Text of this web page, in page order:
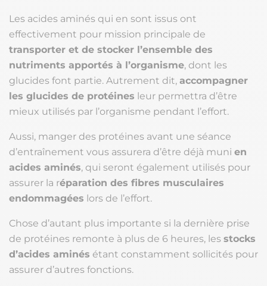
Les acides aminés qui en sont issus ont
effectivement pour mission principale de
transporter et de stocker l’ensemble des
nutriments apportés à l’organisme, dont les
glucides font partie. Autrement dit, accompagner
les glucides de protéines leur permettra d’être
mieux utilisés par l’organisme pendant l’effort.
Aussi, manger des protéines avant une séance
d’entraînement vous assurera d’être déjà muni en
acides aminés, qui seront également utilisés pour
assurer la réparation des fibres musculaires
endommagées lors de l’effort.
Chose d’autant plus importante si la dernière prise
de protéines remonte à plus de 6 heures, les stocks
d’acides aminés étant constamment sollicités pour
assurer d’autres fonctions.